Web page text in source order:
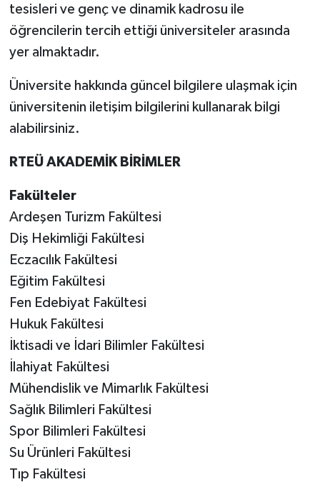
tesisleri ve genç ve dinamik kadrosu ile
öğrencilerin tercih ettiği üniversiteler arasında
yer almaktadır.
Üniversite hakkında güncel bilgilere ulaşmak için
üniversitenin iletişim bilgilerini kullanarak bilgi
alabilirsiniz.
RTEÜ AKADEMİK BİRİMLER
Fakülteler
Ardeşen Turizm Fakültesi
Diş Hekimliği Fakültesi
Eczacılık Fakültesi
Eğitim Fakültesi
Fen Edebiyat Fakültesi
Hukuk Fakültesi
İktisadi ve İdari Bilimler Fakültesi
İlahiyat Fakültesi
Mühendislik ve Mimarlık Fakültesi
Sağlık Bilimleri Fakültesi
Spor Bilimleri Fakültesi
Su Ürünleri Fakültesi
Tıp Fakültesi